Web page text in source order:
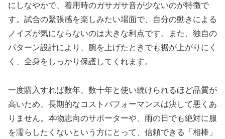
にしなやかで、着用時のガサガサ音が少ないのが特徴で
す。試合の緊張感を楽しみたい場面で、自分の動きによる
ノイズが気にならないのは大きな利点です。また、独自の
パターン設計により、腕を上げたときでも裾が上がりにく
く、全身をしっかり保護してくれます。
一度購入すれば数年、数十年と使い続けられるほど品質が
高いため、長期的なコストパフォーマンスは決して悪くあ
りません。本物志向のサポーターや、雨の日でも絶対に服
を濡らしたくないという方にとって、信頼できる「相棒」